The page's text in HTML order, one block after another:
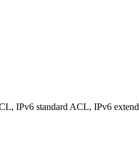
IPv6 standard ACL, IPv6